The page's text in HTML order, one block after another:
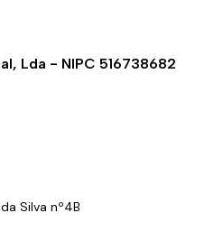
Lda - NIPC 516738682
Silva nº4B